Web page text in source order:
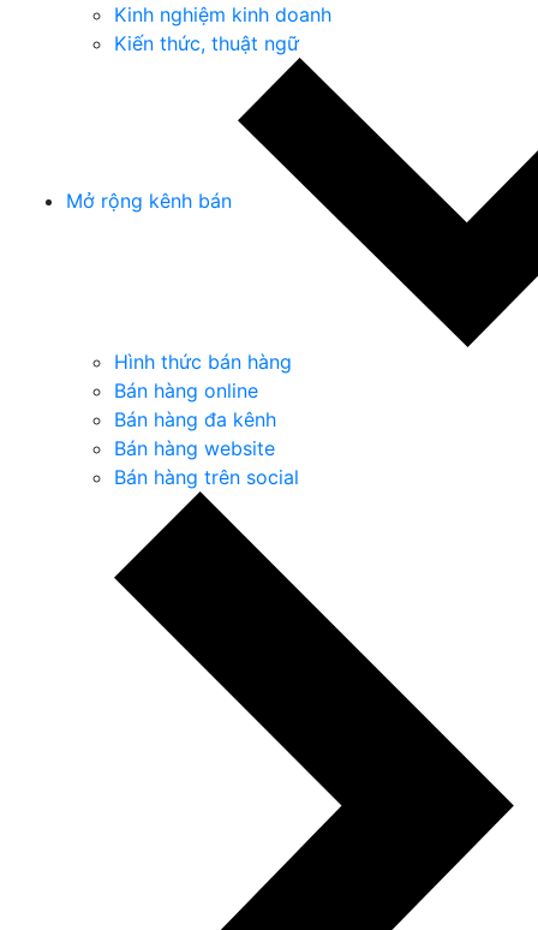
Kinh nghiệm kinh doanh
Kiến thức, thuật ngữ
Mở rộng kênh bán
Hình thức bán hàng
Bán hàng online
Bán hàng đa kênh
Bán hàng website
Bán hàng trên social